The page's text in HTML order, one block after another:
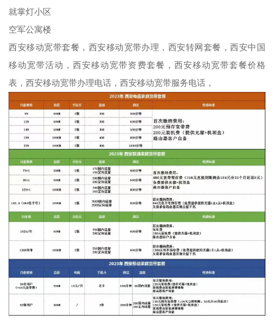
就掌灯小区
空军公寓楼
西安移动宽带套餐，西安移动宽带办理，西安转网套餐，西安中国
移动宽带活动，西安移动宽带资费套餐，西安移动宽带套餐价格
表，西安移动宽带办理电话，西安移动宽带服务电话，